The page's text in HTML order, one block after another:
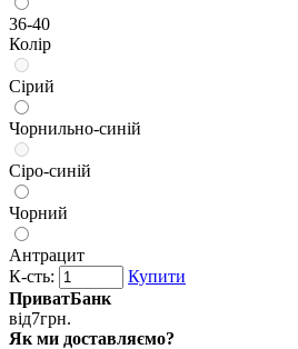
36-40
Колір
Сірий
Чорнильно-синій
Сіро-синій
Чорний
Антрацит
К-сть:
Купити
ПриватБанк
від7грн.
Як ми доставляємо?